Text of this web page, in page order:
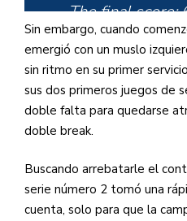
The final score:
— wta (@WTA)
Sin embargo, cuando
emergió con un muslo
sin ritmo en su primer
sus dos primeros juegos de
doble falta para quedarse
doble break.
Buscando arrebatarle el
serie número 2 tomó una
cuenta, solo para que la